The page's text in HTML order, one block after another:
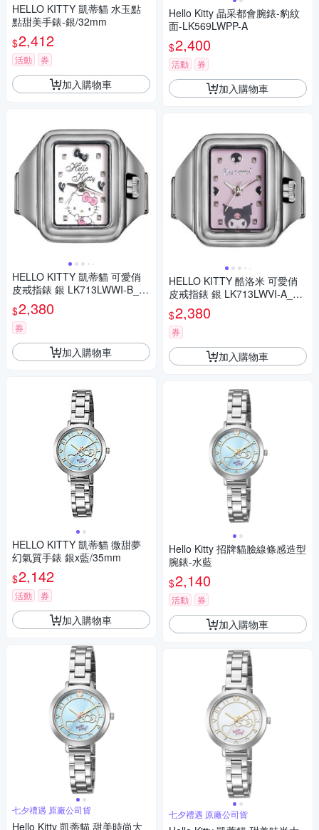
HELLO KITTY 凱蒂貓 水玉點
點甜美手錶-銀/32mm
$2,412
活動 券
加入購物車
HELLO KITTY 凱蒂貓 可愛俏
皮戒指錶 銀 LK713LWWI-B_20
mm
$2,380
券
加入購物車
HELLO KITTY 凱蒂貓 微甜夢
幻氣質手錶 銀x藍/35mm
$2,142
活動 券
加入購物車
七夕禮遇 原廠公司貨
Hello Kitty 凱蒂貓 甜美時尚大
Hello Kitty 晶采都會腕錶-豹紋
面-LK569LWPP-A
$2,400
活動 券
加入購物車
HELLO KITTY 酷洛米 可愛俏
皮戒指錶 銀 LK713LWVI-A_20
mm
$2,380
券
加入購物車
Hello Kitty 招牌貓臉線條感造型
腕錶-水藍
$2,140
活動 券
加入購物車
七夕禮遇 原廠公司貨